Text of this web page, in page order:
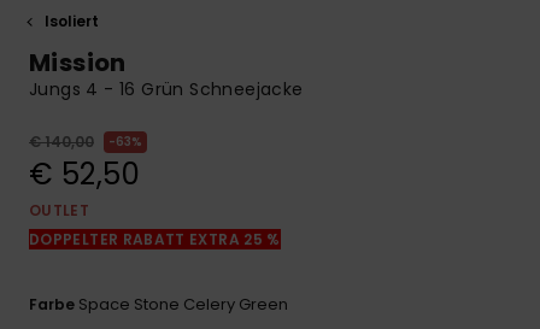
Finden Sie
Antworten auf
FAQ
ansehen
Isoliert
Mission
Jungs 4 - 16 Grün Schneejacke
€ 140,00 63%
€ 52,50
OUTLET
DOPPELTER RABATT EXTRA 25 %
Farbe Space Stone Celery Green